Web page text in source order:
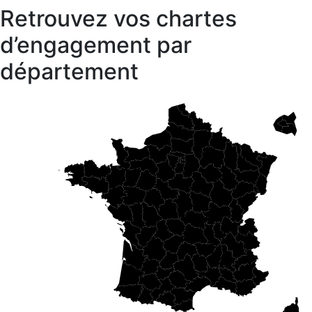
Retrouvez vos chartes
d’engagement par
département